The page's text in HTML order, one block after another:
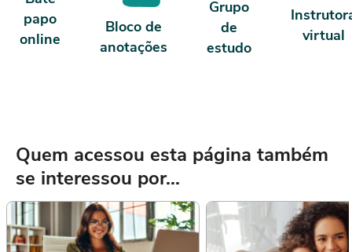
papo
online
Bloco de
anotações
Grupo
de
estudo
virtual
Quem acessou esta página também
se interessou por...